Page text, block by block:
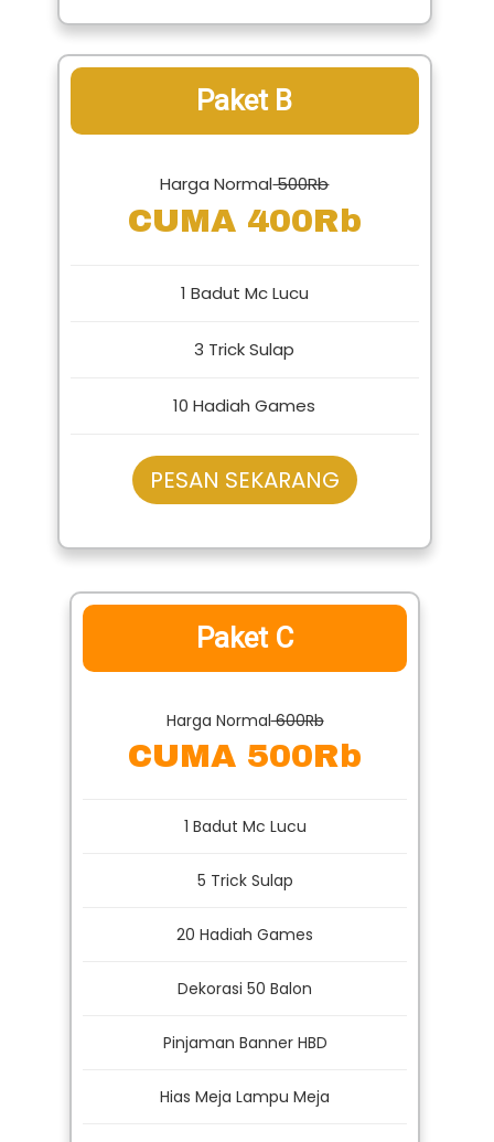
Paket B
Harga Normal500Rb
CUMA 400Rb
1 Badut Mc Lucu
3 Trick Sulap
10 Hadiah Games
PESAN SEKARANG
Paket C
Harga Normal600Rb
CUMA 500Rb
1 Badut Mc Lucu
5 Trick Sulap
20 Hadiah Games
Dekorasi 50 Balon
Pinjaman Banner HBD
Hias Meja Lampu Meja